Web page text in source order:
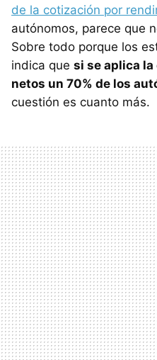
de la cotización por
autónomos, parece que
Sobre todo porque los
indica que si se aplica
netos un 70% de los
cuestión es cuanto más.